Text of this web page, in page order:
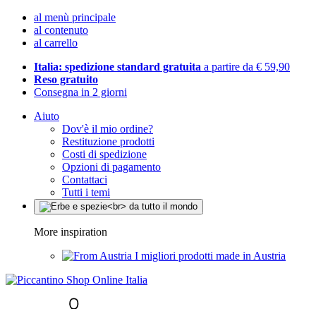
al menù principale
al contenuto
al carrello
Italia: spedizione standard gratuita a partire da € 59,90
Reso gratuito
Consegna in 2 giorni
Aiuto
Dov'è il mio ordine?
Restituzione prodotti
Costi di spedizione
Opzioni di pagamento
Contattaci
Tutti i temi
More inspiration
I migliori prodotti made in Austria